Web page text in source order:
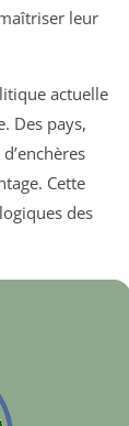
leur
actuelle
Des pays,
Cette
des